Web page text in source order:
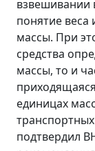
взвешивании
понятие веса
массы. При
средства
массы, то и
единицах
подтвердил